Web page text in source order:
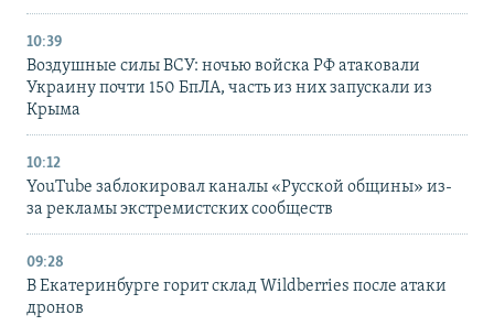
10:39
Воздушные силы ВСУ: ночью войска РФ атаковали
Украину почти 150 БпЛА, часть из них запускали из
Крыма
10:12
YouTube заблокировал каналы «Русской общины» из-
за рекламы экстремистских сообществ
09:28
В Екатеринбурге горит склад Wildberries после атаки
дронов